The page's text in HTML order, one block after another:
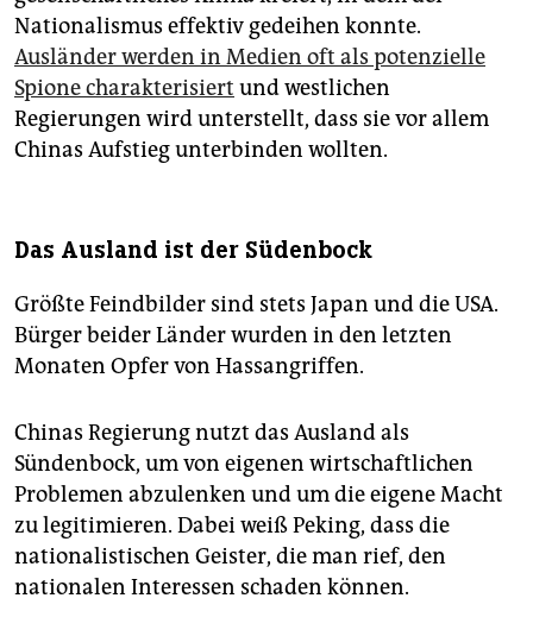
Nationalismus effektiv gedeihen konnte.
Ausländer werden in Medien oft als potenzielle
Spione charakterisiert und westlichen
Regierungen wird unterstellt, dass sie vor allem
Chinas Aufstieg unterbinden wollten.
Das Ausland ist der Südenbock
Größte Feindbilder sind stets Japan und die USA.
Bürger beider Länder wurden in den letzten
Monaten Opfer von Hassangriffen.
Chinas Regierung nutzt das Ausland als
Sündenbock, um von eigenen wirtschaftlichen
Problemen abzulenken und um die eigene Macht
zu legitimieren. Dabei weiß Peking, dass die
nationalistischen Geister, die man rief, den
nationalen Interessen schaden können.